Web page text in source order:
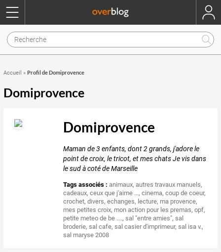
Accueil » Profil de Domiprovence
Domiprovence
Domiprovence
Maman de 3 enfants, dont 2 grands, j'adore le
point de croix, le tricot, et mes chats Je vis dans
le sud à coté de Marseille
Tags associés : animaux,autres travaux manuels,
cadeaux,ceux que j'aime ...,cinema,coup de coeur,
crochet,divers,echanges, lecture, ma provence,
mes petites croix, mon action pour les premas,opf,
petite meteo de be ....,sal "entre amies",sal
broderie,sal cafe,sal casier d'imprimeur,sal isa v.,
sal maryse 2008